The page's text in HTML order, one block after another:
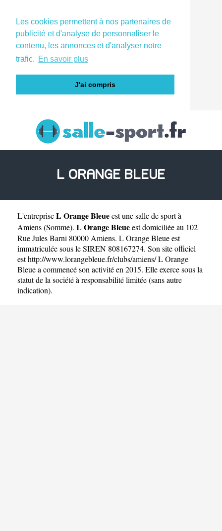
Les cookies permettent à nos partenaires de
publicité et d'analyse de personnaliser le
contenu, les annonces et d'analyser notre
trafic. En savoir plus
J'ai compris
L ORANGE BLEUE
L'entrepriseL Orange Bleueest unesalle de sport à
Amiens(Somme). L Orange Bleueest domiciliée au 102
Rue Jules Barni 80000 Amiens. L Orange Bleue est
immatriculée sous le SIREN 808167274. Son site officiel
esthttp://www.lorangebleue.fr/clubs/amiens/L Orange
Bleue a commencé son activité en 2015. Elle exerce sous la
statut de la société à responsabilité limitée (sans autre
indication).